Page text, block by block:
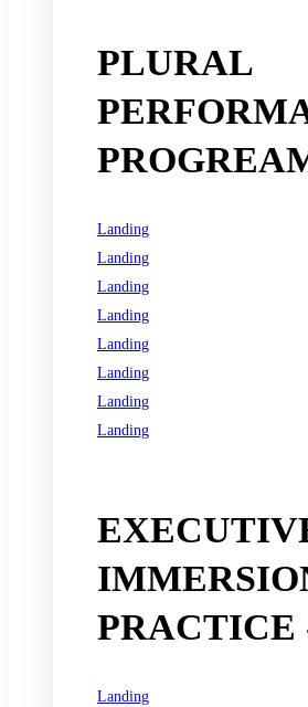
PLURAL
Landing
Landing
Landing
Landing
Landing
Landing
Landing
Landing
PRACTICE
Landing